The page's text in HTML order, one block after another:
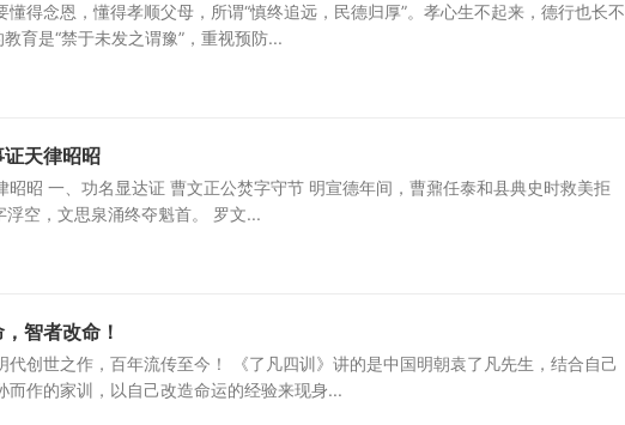
得念恩，懂得孝顺父母，所谓“慎终追远，民德归厚”。孝心生不起来，德行也长不
育是“禁于未发之谓豫”，重视预防...
天律昭昭‌
昭‌ 一、功名显达证 曹文正公焚字守节‌ 明宣德年间，曹鼐任泰和县典史时救美拒
空，文思泉涌终夺魁首。 罗文...
智者改命！
代创世之作，百年流传至今！ 《了凡四训》讲的是中国明朝袁了凡先生，结合自己
作的家训，以自己改造命运的经验来现身...